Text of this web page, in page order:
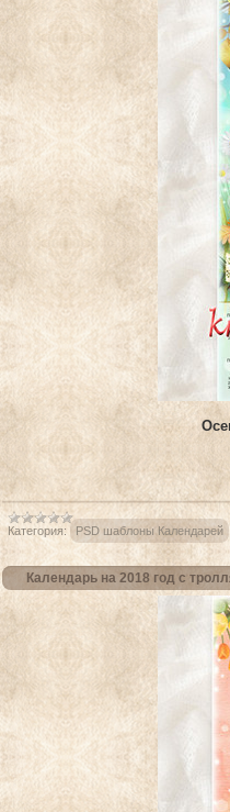
Категория: PSD шаблоны Календарей
Календарь на 2018 год с